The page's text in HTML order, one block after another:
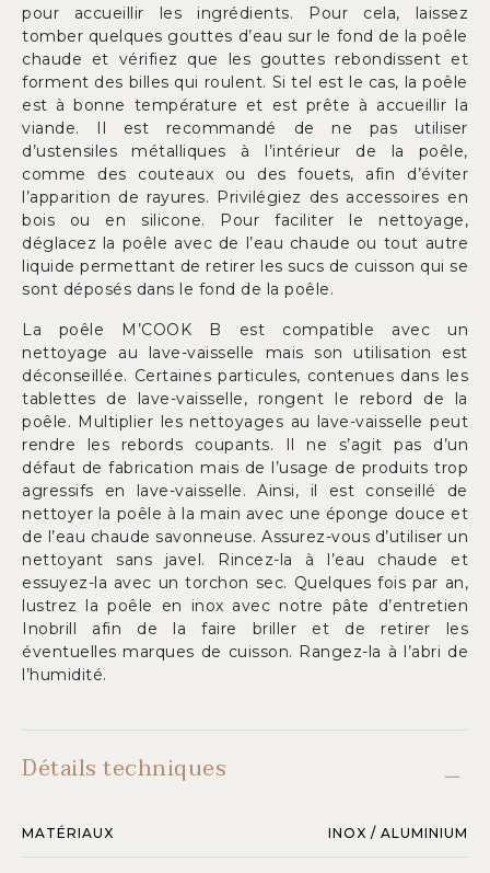
pour accueillir les ingrédients. Pour cela, laissez
tomber quelques gouttes d’eau sur le fond de la poêle
chaude et vérifiez que les gouttes rebondissent et
forment des billes qui roulent. Si tel est le cas, la poêle
est à bonne température et est prête à accueillir la
viande. Il est recommandé de ne pas utiliser
d’ustensiles métalliques à l’intérieur de la poêle,
comme des couteaux ou des fouets, afin d’éviter
l’apparition de rayures. Privilégiez des accessoires en
bois ou en silicone. Pour faciliter le nettoyage,
déglacez la poêle avec de l’eau chaude ou tout autre
liquide permettant de retirer les sucs de cuisson qui se
sont déposés dans le fond de la poêle.
La poêle M’COOK B est compatible avec un
nettoyage au lave-vaisselle mais son utilisation est
déconseillée. Certaines particules, contenues dans les
tablettes de lave-vaisselle, rongent le rebord de la
poêle. Multiplier les nettoyages au lave-vaisselle peut
rendre les rebords coupants. Il ne s’agit pas d’un
défaut de fabrication mais de l’usage de produits trop
agressifs en lave-vaisselle. Ainsi, il est conseillé de
nettoyer la poêle à la main avec une éponge douce et
de l’eau chaude savonneuse. Assurez-vous d’utiliser un
nettoyant sans javel. Rincez-la à l’eau chaude et
essuyez-la avec un torchon sec. Quelques fois par an,
lustrez la poêle en inox avec notre pâte d’entretien
Inobrill afin de la faire briller et de retirer les
éventuelles marques de cuisson. Rangez-la à l’abri de
l’humidité.
Détails techniques
MATÉRIAUX INOX / ALUMINIUM